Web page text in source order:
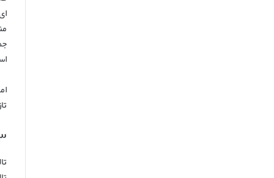
۳. تالاب گمیشان: